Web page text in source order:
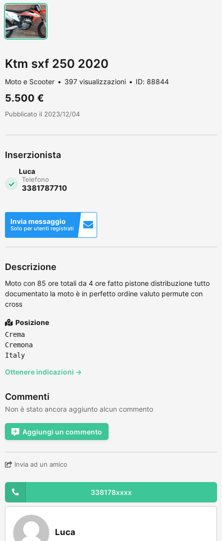
Ktm sxf 250 2020
Moto e Scooter 397 visualizzazioni ID: 88844
5.500 €
Pubblicato il 2023/12/04
Inserzionista
Luca
Telefono
3381787710
Invia messaggio
Solo per utenti registrati
Descrizione
Moto con 85 ore totali da 4 ore fatto pistone distribuzione tutto
documentato la moto è in perfetto ordine valuto permute con
cross
Posizione
Crema
Cremona
Italy
Ottenere indicazioni →
Commenti
Non è stato ancora aggiunto alcun commento
Aggiungi un commento
Invia ad un amico
338178xxxx
Luca